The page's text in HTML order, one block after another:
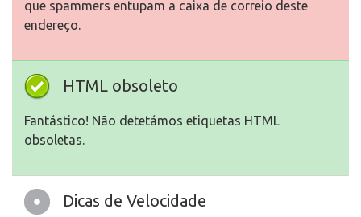
que spammers entupam a caixa de correio deste
endereço.
HTML obsoleto
Fantástico! Não detetámos etiquetas HTML
obsoletas.
Dicas de Velocidade